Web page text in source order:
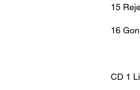
15
16
CD 1